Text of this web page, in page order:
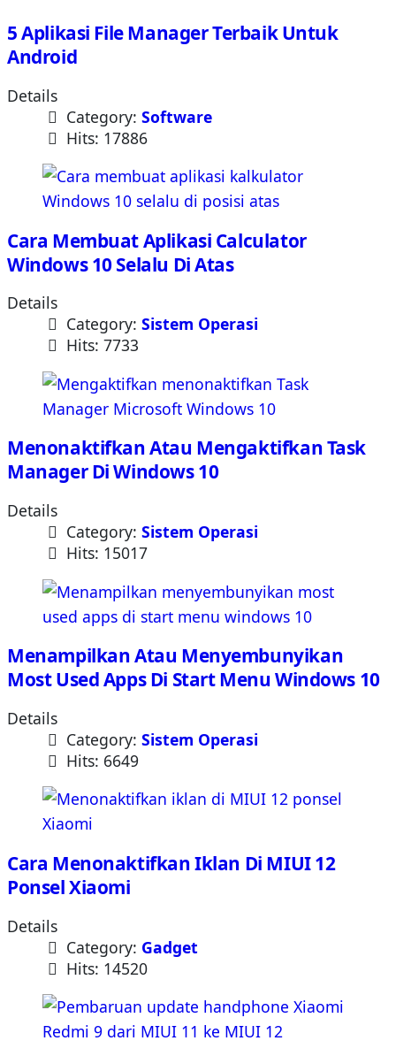
5 Aplikasi File Manager Terbaik Untuk
Android
Details
Category: Software
Hits: 17886
Cara Membuat Aplikasi Calculator
Windows 10 Selalu Di Atas
Details
Category: Sistem Operasi
Hits: 7733
Menonaktifkan Atau Mengaktifkan Task
Manager Di Windows 10
Details
Category: Sistem Operasi
Hits: 15017
Menampilkan Atau Menyembunyikan
Most Used Apps Di Start Menu Windows 10
Details
Category: Sistem Operasi
Hits: 6649
Cara Menonaktifkan Iklan Di MIUI 12
Ponsel Xiaomi
Details
Category: Gadget
Hits: 14520